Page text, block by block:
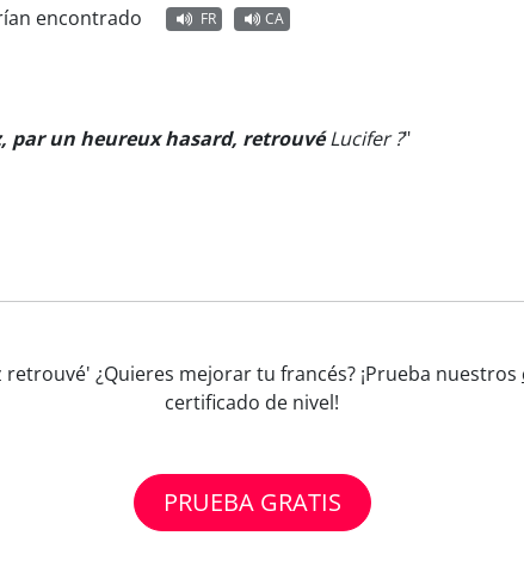
encontrado FR CA
par un heureux hasard, retrouvéLucifer ?"
¿Quieres mejorar tu francés? ¡Prueba nuestros
certificado de nivel!
PRUEBA GRATIS